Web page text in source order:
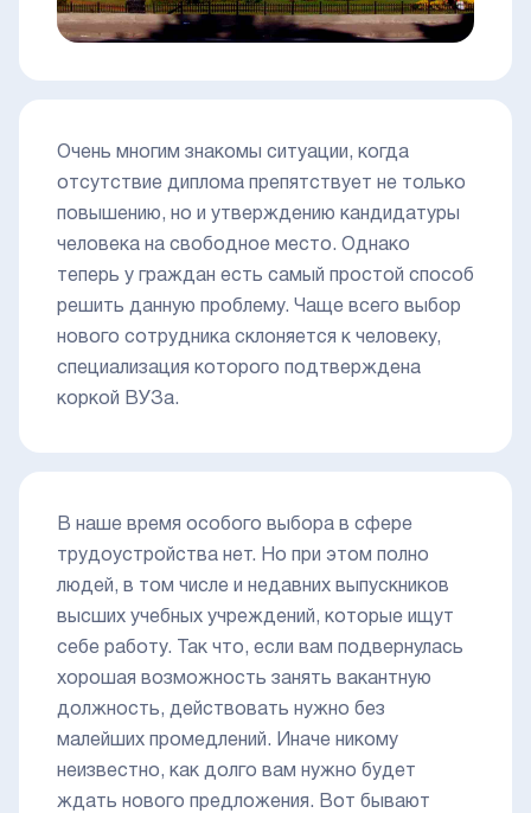
Очень многим знакомы ситуации, когда
отсутствие диплома препятствует не только
повышению, но и утверждению кандидатуры
человека на свободное место. Однако
теперь у граждан есть самый простой способ
решить данную проблему. Чаще всего выбор
нового сотрудника склоняется к человеку,
специализация которого подтверждена
коркой ВУЗа.
В наше время особого выбора в сфере
трудоустройства нет. Но при этом полно
людей, в том числе и недавних выпускников
высших учебных учреждений, которые ищут
себе работу. Так что, если вам подвернулась
хорошая возможность занять вакантную
должность, действовать нужно без
малейших промедлений. Иначе никому
неизвестно, как долго вам нужно будет
ждать нового предложения. Вот бывают